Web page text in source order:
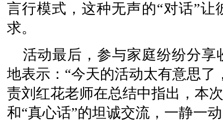
言行模式，这种无声的“对话”
求。
活动最后，参与家庭纷纷分
地表示：“今天的活动太有意思
责刘红花老师在总结中指出，本
和“真心话”的坦诚交流，一静一